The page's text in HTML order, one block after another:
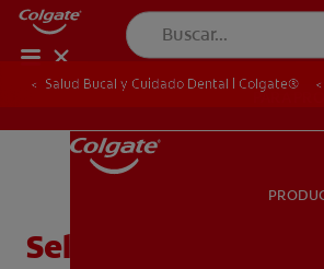
PARA
Salud Bucal y Cuidado Dental | Colgate®
Sellantes Dentales